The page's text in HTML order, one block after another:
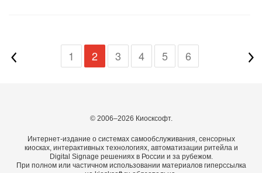
1 2 3 4 5 6
© 2006–2026 Киосксофт.
Интернет-издание о системах самообслуживания, сенсорных
киосках, интерактивных технологиях, автоматизации ритейла и
Digital Signage решениях в России и за рубежом.
При полном или частичном использовании материалов гиперссылка